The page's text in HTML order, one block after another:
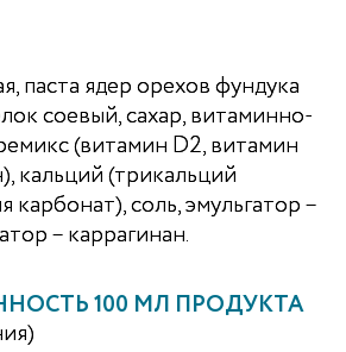
паста ядер орехов фундука
соевый, сахар, витаминно-
(витамин D2, витамин
кальций (трикальций
карбонат), соль, эмульгатор –
– каррагинан.
100 МЛ ПРОДУКТА